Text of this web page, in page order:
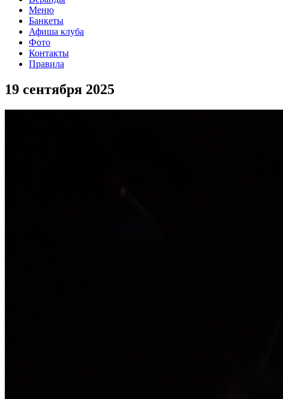
Меню
Банкеты
Афиша клуба
Фото
Контакты
Правила
19 сентября 2025